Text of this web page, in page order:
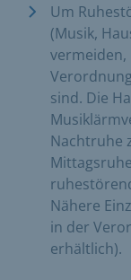
Um
(Musik,
vermeiden,
sind. Die
Nachtruhe
Nähere
in der
erhältlich).